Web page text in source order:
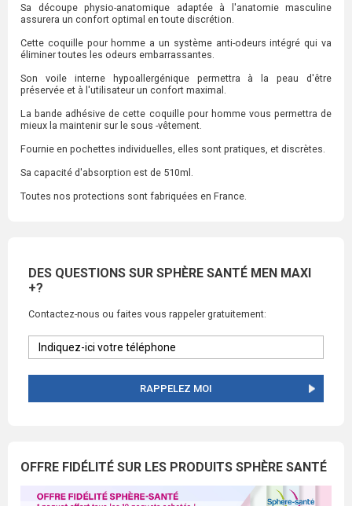
Sa découpe physio-anatomique adaptée à l'anatomie masculine
assurera un confort optimal en toute discrétion.
Cette coquille pour homme a un système anti-odeurs intégré qui va
éliminer toutes les odeurs embarrassantes.
Son voile interne hypoallergénique permettra à la peau d'être
préservée et à l'utilisateur un confort maximal.
La bande adhésive de cette coquille pour homme vous permettra de
mieux la maintenir sur le sous -vêtement.
Fournie en pochettes individuelles, elles sont pratiques, et discrètes.
Sa capacité d'absorption est de 510ml.
Toutes nos protections sont fabriquées en France.
DES QUESTIONS SUR SPHÈRE SANTÉ MEN MAXI
+?
Contactez-nous ou faites vous rappeler gratuitement:
RAPPELEZ MOI
OFFRE FIDÉLITÉ SUR LES PRODUITS SPHÈRE SANTÉ